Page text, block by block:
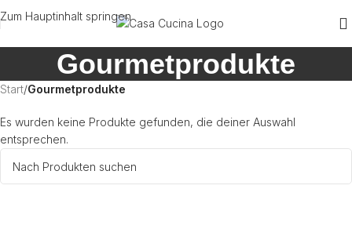
Zum Hauptinhalt springen
Gourmetprodukte
Start/Gourmetprodukte
Es wurden keine Produkte gefunden, die deiner Auswahl
entsprechen.